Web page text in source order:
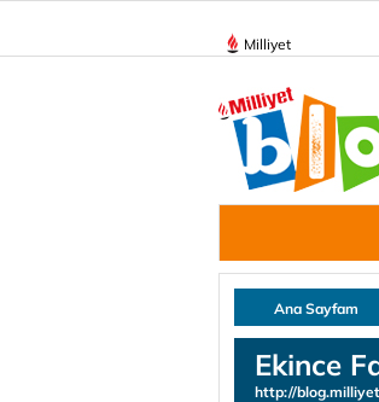
Milliyet
Ana Sayfam
Ekince
http://